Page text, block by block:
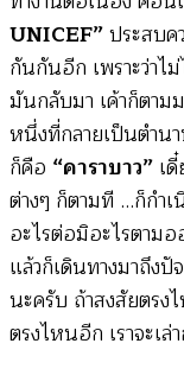
UNICEF”ประสบค
กันกันอีก เพราะว่าไ
มันกลับมา เค้าก็ตาม
หนึ่งที่กลายเป็นตำน
ก็คือ “คาราบาว” เ
ต่างๆ ก็ตามที …ก็กำ
อะไรต่อมิอะไรตาม
แล้วก็เดินทางมาถึง
นะครับ ถ้าสงสัยตรง
ตรงไหนอีก เราจะเ